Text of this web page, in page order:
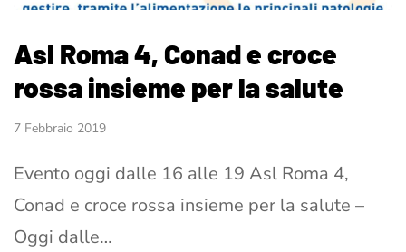
Asl Roma 4, Conad e croce
rossa insieme per la salute
7 Febbraio 2019
Evento oggi dalle 16 alle 19 Asl Roma 4,
Conad e croce rossa insieme per la salute –
Oggi dalle…